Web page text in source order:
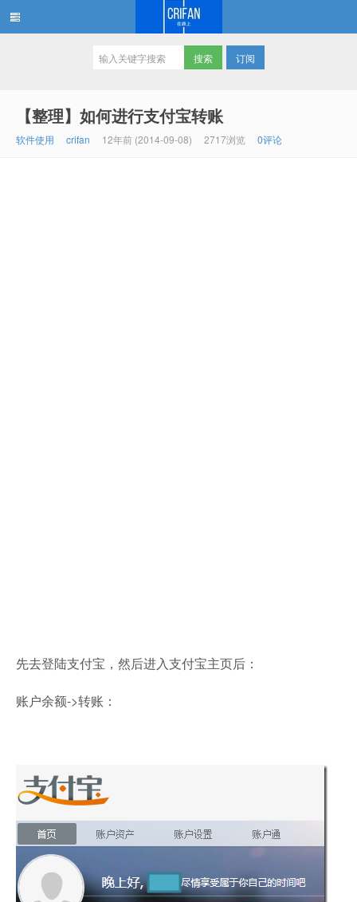
订阅
【整理】如何进行支付宝转账
软件使用 crifan 12年前 (2014-09-08) 2717浏览 0评论
先去登陆支付宝，然后进入支付宝主页后：
账户余额->转账：